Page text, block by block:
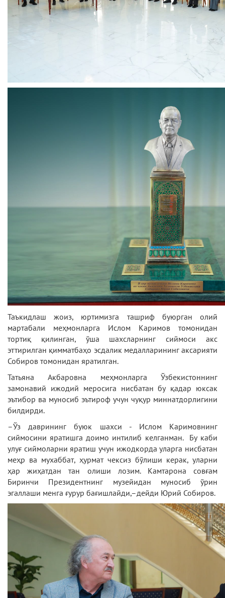
Таъкидлаш жоиз, юртимизга ташриф буюрган олий
мартабали меҳмонларга Ислом Каримов томонидан
тортиқ қилинган, ўша шахсларнинг сиймоси акс
эттирилган қимматбаҳо эсдалик медалларининг аксарияти
Собиров томонидан яратилган.
Татьяна Акбаровна меҳмонларга Ўзбекистоннинг
замонавий ижодий меросига нисбатан бу қадар юксак
эътибор ва муносиб эътироф учун чуқур миннатдорлигини
билдирди.
–Ўз даврининг буюк шахси - Ислом Каримовнинг
сиймосини яратишга доимо интилиб келганман. Бу каби
улуғ сиймоларни яратиш учун ижодкорда уларга нисбатан
меҳр ва мухаббат, ҳурмат чексиз бўлиши керак, уларни
ҳар жиҳатдан тан олиши лозим. Камтарона совғам
Биринчи Президентнинг музейидан муносиб ўрин
эгаллаши менга ғурур бағишлайди,–дейди Юрий Собиров.